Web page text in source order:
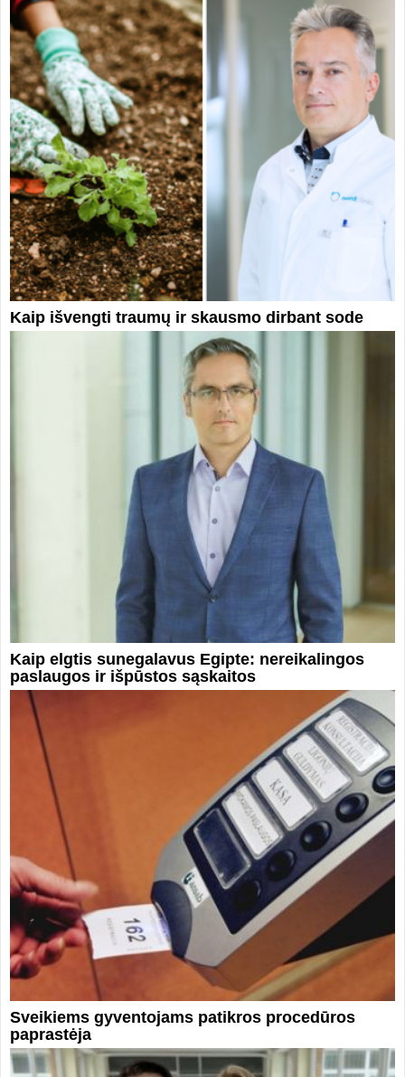
Kaip išvengti traumų ir skausmo dirbant sode
Kaip elgtis sunegalavus Egipte: nereikalingos
paslaugos ir išpūstos sąskaitos
Sveikiems gyventojams patikros procedūros
paprastėja